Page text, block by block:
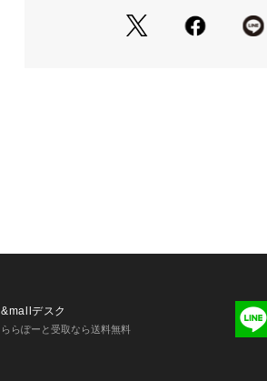
ほどです。また、打感の向上には、増量
ン・マイクロスフィアも貢献。ソール
&mallデスク
ららぽーと受取なら送料無料